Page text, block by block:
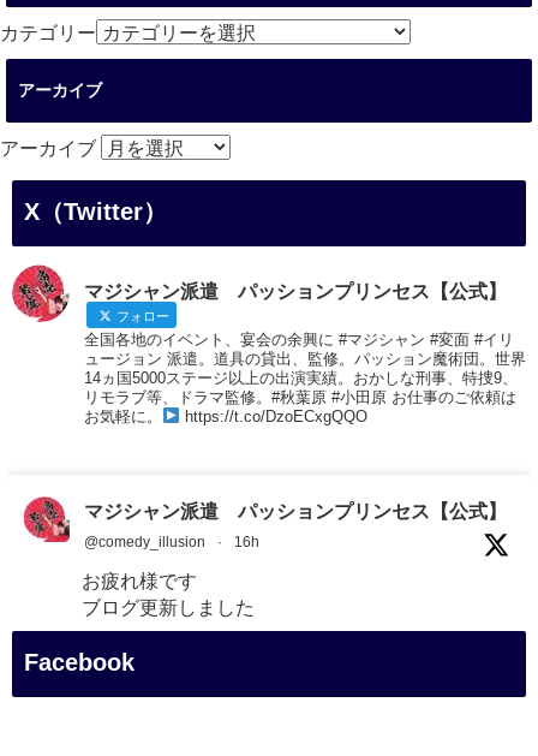
カテゴリー
アーカイブ
アーカイブ
X（Twitter）
マジシャン派遣 パッションプリンセス【公式】
フォロー
全国各地のイベント、宴会の余興に #マジシャン #変面 #イリ
ュージョン 派遣。道具の貸出、監修。パッション魔術団。世界
14ヵ国5000ステージ以上の出演実績。おかしな刑事、特捜9、
リモラブ等、ドラマ監修。#秋葉原 #小田原 お仕事のご依頼は
お気軽に。
https://t.co/DzoECxgQQO
マジシャン派遣 パッションプリンセス【公式】
@comedy_illusion · 16h
お疲れ様です
ブログ更新しました
「マジシャン和歌山旅 白浜町・円月島」
Facebook